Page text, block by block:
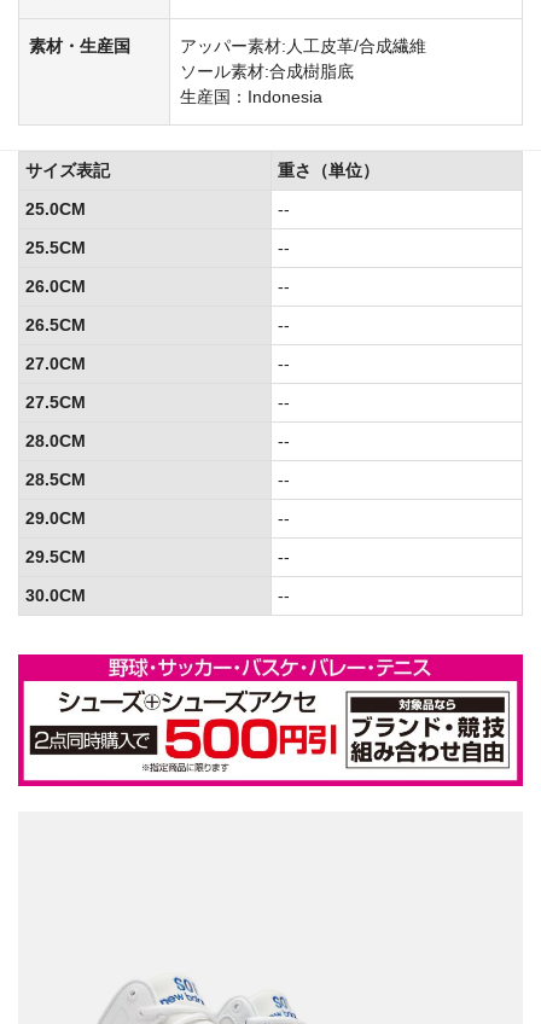
素材・生産国
アッパー素材:人工皮革/合成繊維
ソール素材:合成樹脂底
生産国：Indonesia
サイズ表記
重さ（単位）
25.0CM
--
25.5CM
--
26.0CM
--
26.5CM
--
27.0CM
--
27.5CM
--
28.0CM
--
28.5CM
--
29.0CM
--
29.5CM
--
30.0CM
--